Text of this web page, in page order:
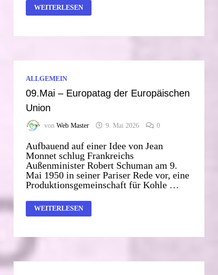
10.MAI.1933
TAG
WEITERLESEN
ALLGEMEIN
09.Mai – Europatag der Europäischen
Union
vonWeb Master 9. Mai 2026 0
Aufbauend auf einer Idee von Jean
Monnet schlug Frankreichs
Außenminister Robert Schuman am 9.
Mai 1950 in seiner Pariser Rede vor, eine
Produktionsgemeinschaft für Kohle …
09.MAI
–
WEITERLESEN